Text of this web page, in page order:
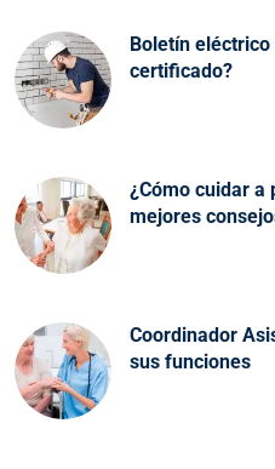
Boletín
certificado?
¿Cómo cuidar a
mejores
Coordinador
sus funciones